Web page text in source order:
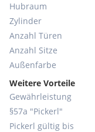
Hubraum
Zylinder
Anzahl Türen
Anzahl Sitze
Außenfarbe
Weitere Vorteile
Gewährleistung
§57a "Pickerl"
Pickerl gültig bis